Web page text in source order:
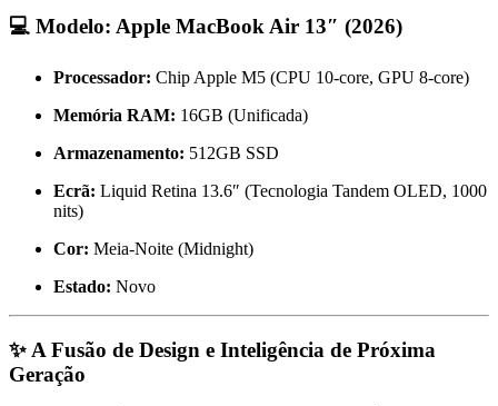
💻 Modelo: Apple MacBook Air 13″ (2026)
Processador: Chip Apple M5 (CPU 10-core, GPU 8-core)
Memória RAM: 16GB (Unificada)
Armazenamento: 512GB SSD
Ecrã: Liquid Retina 13.6″ (Tecnologia Tandem OLED, 1000
nits)
Cor: Meia-Noite (Midnight)
Estado: Novo
✨ A Fusão de Design e Inteligência de Próxima
Geração